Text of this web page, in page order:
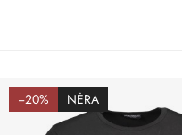
−20% NĖRA